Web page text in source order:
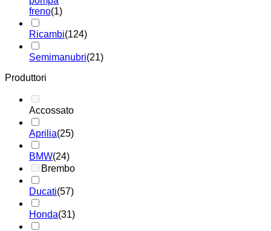
freno(1)
Ricambi(124)
Semimanubri(21)
Produttori
Accossato
Aprilia(25)
BMW(24)
Brembo
Ducati(57)
Honda(31)